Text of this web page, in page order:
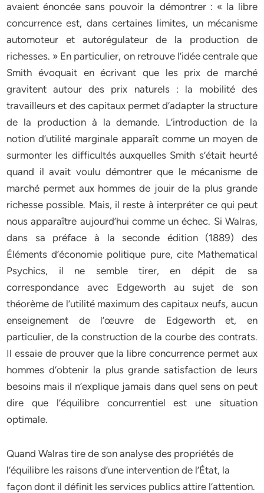
avaient énoncée sans pouvoir la démontrer : « la libre
concurrence est, dans certaines limites, un mécanisme
automoteur et autorégulateur de la production de
richesses. » En particulier, on retrouve l’idée centrale que
Smith évoquait en écrivant que les prix de marché
gravitent autour des prix naturels : la mobilité des
travailleurs et des capitaux permet d’adapter la structure
de la production à la demande. L’introduction de la
notion d’utilité marginale apparaît comme un moyen de
surmonter les difficultés auxquelles Smith s’était heurté
quand il avait voulu démontrer que le mécanisme de
marché permet aux hommes de jouir de la plus grande
richesse possible. Mais, il reste à interpréter ce qui peut
nous apparaître aujourd’hui comme un échec. Si Walras,
dans sa préface à la seconde édition (1889) des
Éléments d’économie politique pure, cite Mathematical
Psychics, il ne semble tirer, en dépit de sa
correspondance avec Edgeworth au sujet de son
théorème de l’utilité maximum des capitaux neufs, aucun
enseignement de l’œuvre de Edgeworth et, en
particulier, de la construction de la courbe des contrats.
Il essaie de prouver que la libre concurrence permet aux
hommes d’obtenir la plus grande satisfaction de leurs
besoins mais il n’explique jamais dans quel sens on peut
dire que l’équilibre concurrentiel est une situation
optimale.
Quand Walras tire de son analyse des propriétés de
l’équilibre les raisons d’une intervention de l’État, la
façon dont il définit les services publics attire l’attention.